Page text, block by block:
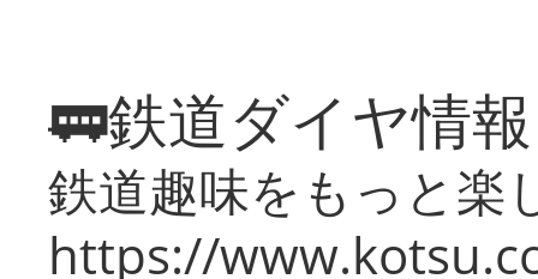
🚃鉄道ダイヤ情
鉄道趣味をもっと楽
https://